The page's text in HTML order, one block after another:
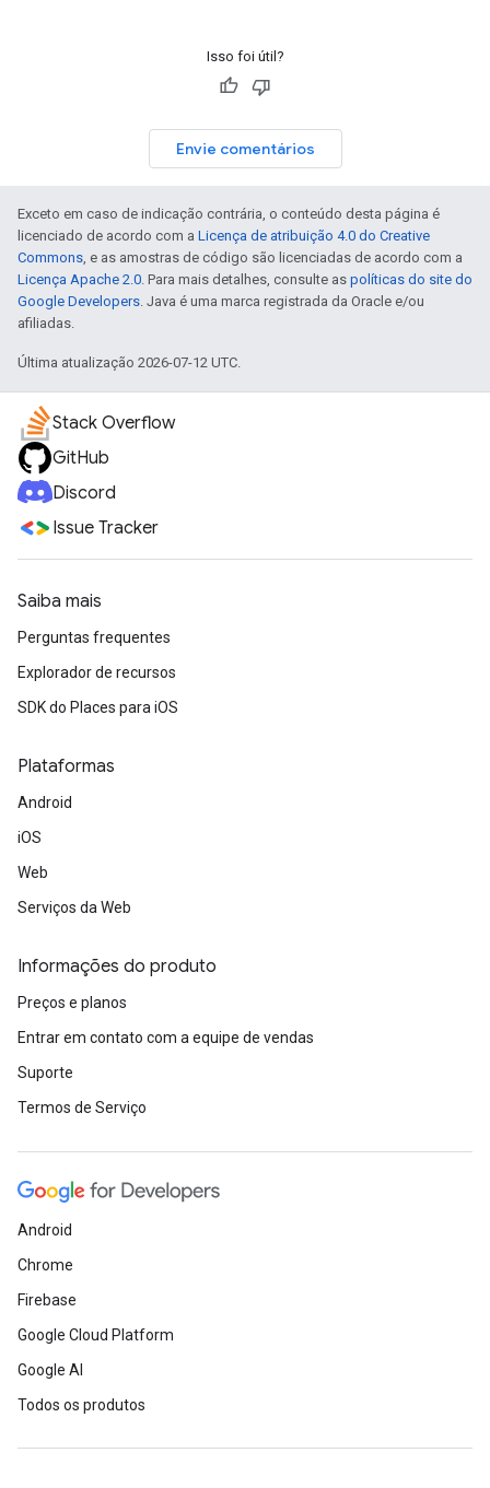
Isso foi útil?
Envie comentários
Exceto em caso de indicação contrária, o conteúdo desta página é
licenciado de acordo com a Licença de atribuição 4.0 do Creative
Commons , e as amostras de código são licenciadas de acordo com a
Licença Apache 2.0 . Para mais detalhes, consulte as políticas do site do
Google Developers . Java é uma marca registrada da Oracle e/ou
afiliadas.
Última atualização 2026-07-12 UTC.
Stack Overflow
GitHub
Discord
Issue Tracker
Saiba mais
Perguntas frequentes
Explorador de recursos
SDK do Places para iOS
Plataformas
Android
iOS
Web
Serviços da Web
Informações do produto
Preços e planos
Entrar em contato com a equipe de vendas
Suporte
Termos de Serviço
Android
Chrome
Firebase
Google Cloud Platform
Google AI
Todos os produtos